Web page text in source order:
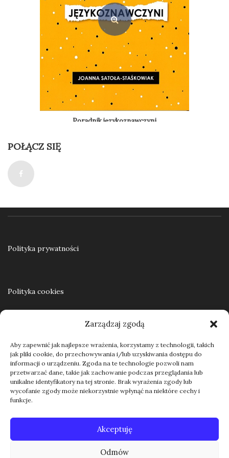
Zarządzaj zgodą
Aby zapewnić jak najlepsze wrażenia, korzystamy z technologii, takich
jak pliki cookie, do przechowywania i/lub uzyskiwania dostępu do
informacji o urządzeniu. Zgoda na te technologie pozwoli nam
przetwarzać dane, takie jak zachowanie podczas przeglądania lub
unikalne identyfikatory na tej stronie. Brak wyrażenia zgody lub
wycofanie zgody może niekorzystnie wpłynąć na niektóre cechy i
funkcje.
Akceptuję
Odmów
wynosiła:
65,00 zł.
wynosi:
55,00 zł.
Poradnik językoznawczyni
POŁĄCZ SIĘ
Polityka prywatności
Polityka cookies
Kontakt